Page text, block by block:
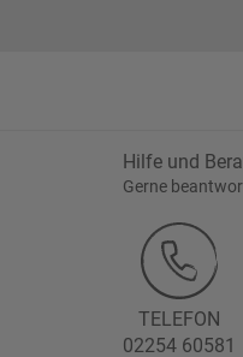
Hilfe und
Gerne
TELEFON
02254 60581